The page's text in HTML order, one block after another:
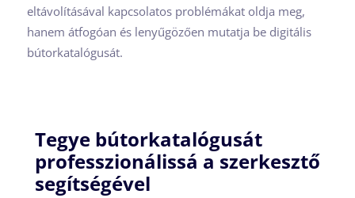
eltávolításával kapcsolatos problémákat oldja meg,
hanem átfogóan és lenyűgözően mutatja be digitális
bútorkatalógusát.
Tegye bútorkatalógusát
professzionálissá a szerkesztő
segítségével